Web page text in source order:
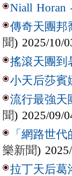
Niall Horan
傳奇天團邦
聞) 2025/10/
搖滾天團到
小天后莎賓
流行最強天
聞) 2025/09/
「網路世
樂新聞)
拉丁天后葛